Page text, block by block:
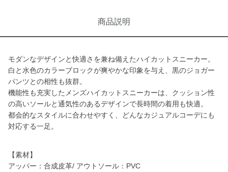
商品説明
モダンなデザインと快適さを兼ね備えたハイカットスニーカー。
白と水色のカラーブロックが爽やかな印象を与え、黒のジョガー
パンツとの相性も抜群。
機能性も充実したメンズハイカットスニーカーは、クッション性
の高いソールと通気性のあるデザインで長時間の着用も快適。
都会的なスタイルに合わせやすく、どんなカジュアルコーデにも
対応する一足。
【素材】
アッパー：合成皮革/ アウトソール：PVC